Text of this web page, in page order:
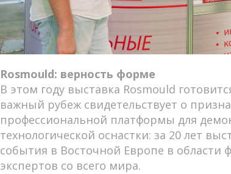
Rosmould: верность форме
В этом году выставка Rosmould
важный рубеж свидетельствует о
профессиональной платформы для
технологической оснастки: за 20 лет
события в Восточной Европе в
экспертов со всего мира.